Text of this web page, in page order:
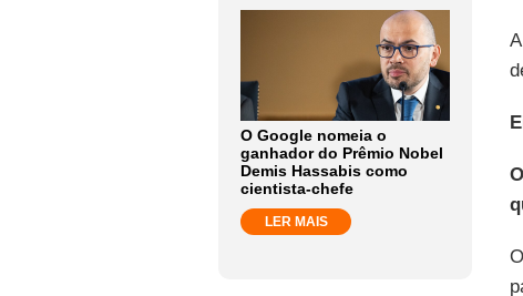
O Google nomeia o
ganhador do Prêmio Nobel
Demis Hassabis como
cientista-chefe
LER MAIS